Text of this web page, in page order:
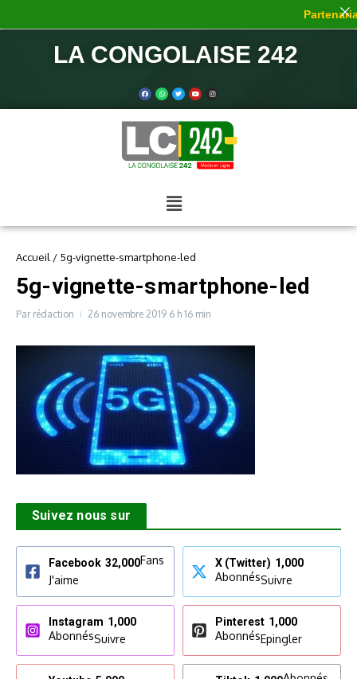
LA CONGOLAISE 242
Accueil / 5g-vignette-smartphone-led
5g-vignette-smartphone-led
Par rédaction 26 novembre 2019 6 h 16 min
Suivez nous sur
Facebook 32,000Fans
J'aime
X (Twitter) 1,000
AbonnésSuivre
Instagram 1,000
AbonnésSuivre
Pinterest 1,000
AbonnésEpingler